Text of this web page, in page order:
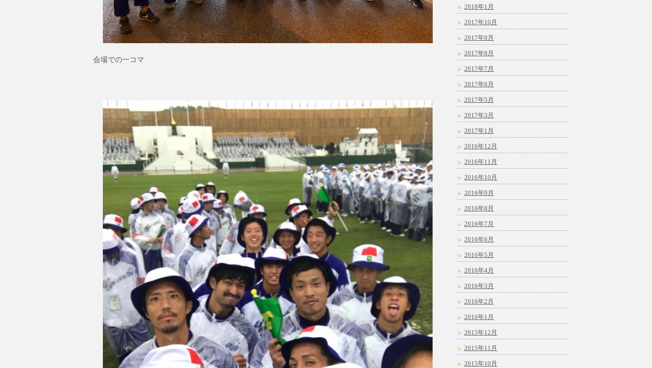
会場での一コマ
2018年1月
2017年10月
2017年9月
2017年8月
2017年7月
2017年6月
2017年5月
2017年3月
2017年1月
2016年12月
2016年11月
2016年10月
2016年9月
2016年8月
2016年7月
2016年6月
2016年5月
2016年4月
2016年3月
2016年2月
2016年1月
2015年12月
2015年11月
2015年10月